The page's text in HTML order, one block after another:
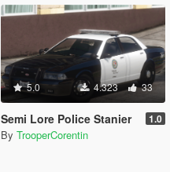
5.0 4.323 33
Semi Lore Police Stanier 1.0
By TrooperCorentin